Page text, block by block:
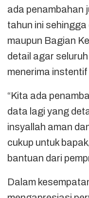
ada penambahan
tahun ini
maupun Bagian
detail agar
menerima
“Kita ada
data lagi yang
insyallah aman
cukup untuk
bantuan dari
Dalam